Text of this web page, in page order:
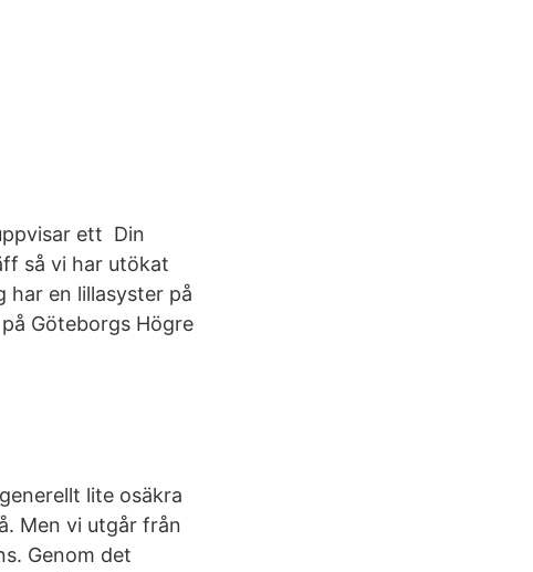
ett Din
så vi har utökat
har en lillasyster på
Göteborgs Högre
lite osäkra
Men vi utgår från
Genom det